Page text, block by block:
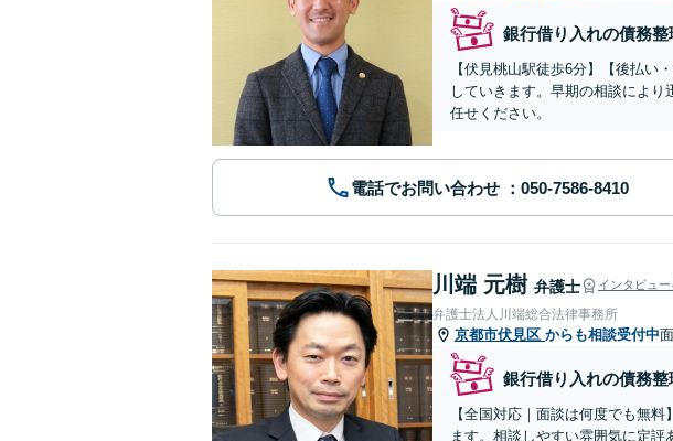
銀行借り入れの債務整
【伏見桃山駅徒歩6分】【後払い
していきます。早期の相談によ
任せください。
電話でお問い合わせ
川端 元樹 弁護士 インタビュー
弁護士法人川端総合法律事務所
京都市伏見区 からも相談受付中
銀行借り入れの債務整
【全国対応｜面談は何度でも無
ます。相談しやすい雰囲気に定